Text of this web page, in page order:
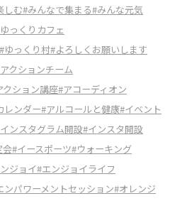
しむ#みんなで集まる#みんな元気
っくりカフェ
#ゆっくり村#よろしくお願いします
クションチーム
クション講座#アコーディオン
レンダー#アルコールと健康#イベント
ンスタグラム開設#インスタ開設
会#イースポーツ#ウォーキング
ジョイ#エンジョイライフ
ンパワーメントセッション#オレンジ